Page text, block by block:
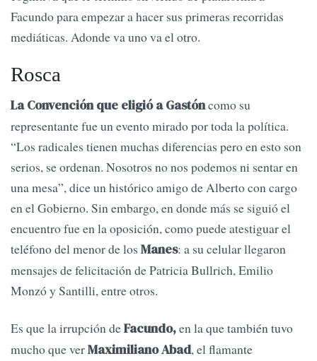
Facundo para empezar a hacer sus primeras recorridas
mediáticas. Adonde va uno va el otro.
Rosca
La Convención que eligió a Gastóncomo su
representante fue un evento mirado por toda la política.
“Los radicales tienen muchas diferencias pero en esto son
serios, se ordenan. Nosotros no nos podemos ni sentar en
una mesa”, dice un histórico amigo de Alberto con cargo
en el Gobierno. Sin embargo, en donde más se siguió el
encuentro fue en la oposición, como puede atestiguar el
teléfono del menor de los Manes: a su celular llegaron
mensajes de felicitación de Patricia Bullrich, Emilio
Monzó y Santilli, entre otros.
Es que la irrupción deFacundo,en la que también tuvo
mucho que verMaximiliano Abad, el flamante